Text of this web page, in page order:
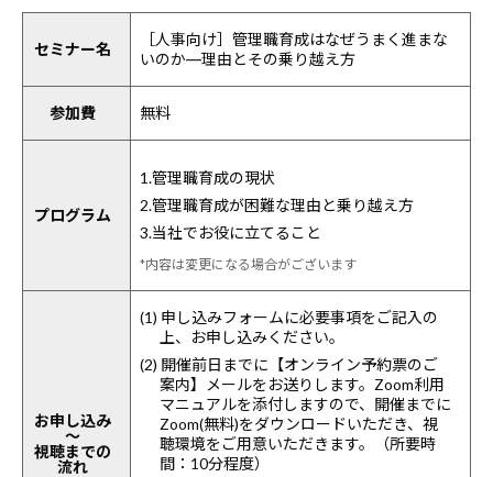
セミナー名
［人事向け］管理職育成はなぜうまく進まな
いのか―理由とその乗り越え方
参加費 無料
プログラム
1.管理職育成の現状
2.管理職育成が困難な理由と乗り越え方
3.当社でお役に立てること
*内容は変更になる場合がございます
お申し込み
～
視聴までの
流れ
(1) 申し込みフォームに必要事項をご記入の
上、お申し込みください。
(2) 開催前日までに【オンライン予約票のご
案内】メールをお送りします。Zoom利用
マニュアルを添付しますので、開催までに
Zoom(無料)をダウンロードいただき、視
聴環境をご用意いただきます。（所要時
間：10分程度）